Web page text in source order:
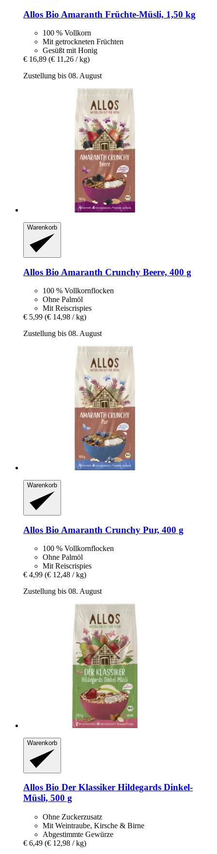
Allos Bio Amaranth Früchte-​Müsli, 1,50 kg
100 % Vollkorn
Mit getrockneten Früchten
Gesüßt mit Honig
€ 16,89 (€ 11,26 / kg)
Zustellung bis 08. August
Warenkorb
Allos Bio Amaranth Crunchy Beere, 400 g
100 % Vollkornflocken
Ohne Palmöl
Mit Reiscrispies
€ 5,99 (€ 14,98 / kg)
Zustellung bis 08. August
Warenkorb
Allos Bio Amaranth Crunchy Pur, 400 g
100 % Vollkornflocken
Ohne Palmöl
Mit Reiscrispies
€ 4,99 (€ 12,48 / kg)
Zustellung bis 08. August
Warenkorb
Allos Bio Der Klassiker Hildegards Dinkel-​
Müsli, 500 g
Ohne Zuckerzusatz
Mit Weintraube, Kirsche & Birne
Abgestimmte Gewürze
€ 6,49 (€ 12,98 / kg)